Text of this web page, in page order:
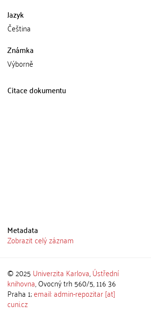
Jazyk
Čeština
Známka
Výborně
Citace dokumentu
Metadata
Zobrazit celý záznam
© 2025 Univerzita Karlova,Ústřední
knihovna, Ovocný trh 560/5, 116 36
Praha 1;email: admin-repozitar [at]
cuni.cz